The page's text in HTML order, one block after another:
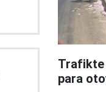
Trafikte
para